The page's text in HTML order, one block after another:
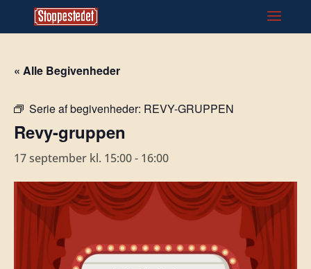
« Alle Begivenheder
Serie af begivenheder: REVY-GRUPPEN
Revy-gruppen
17 september kl. 15:00- 16:00